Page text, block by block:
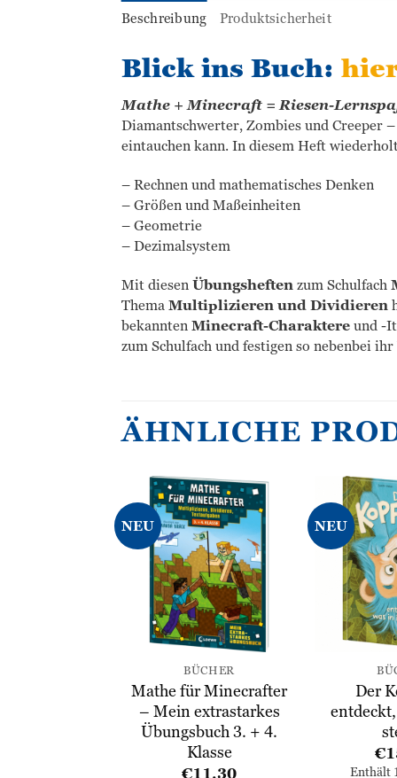
Beschreibung Produktsicherheit
Blick ins Buch:
Mathe + Minecraft = Riesen-
Diamantschwerter, Zombies und Creeper
eintauchen kann. In diesem Heft
– Rechnen und mathematisches Denken
– Größen und Maßeinheiten
– Geometrie
– Dezimalsystem
Mit diesenÜbungsheftenzum Schulfach
ThemaMultiplizieren und Dividieren
bekanntenMinecraft-Charaktereund -
zum Schulfach und festigen so nebenbei
ÄHNLICHE
NEU
Zur
Wunschliste
hinzufügen
BÜCHER
Mathe für Minecrafter
– Mein extrastarkes
Übungsbuch 3. + 4.
Klasse
€11,30
NEU
Der
€
Enthält